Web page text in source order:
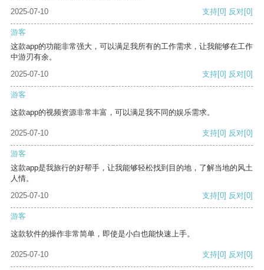
2025-07-10
支持[0] 反对[0]
游客
这款app的功能非常强大，可以满足我所有的工作需求，让我能够在工作
中游刃有余。
2025-07-10
支持[0] 反对[0]
游客
这款app的视频资源非常丰富，可以满足我不同的娱乐需求。
2025-07-10 支持[0] 反对[0]
游客
这款app是我旅行的好帮手，让我能够轻松找到目的地，了解当地的风土
人情。
2025-07-10
支持[0] 反对[0]
游客
这款软件的操作非常简单，即使是小白也能快速上手。
2025-07-10 支持[0] 反对[0]